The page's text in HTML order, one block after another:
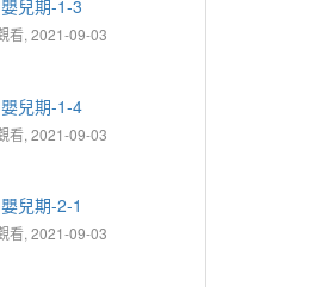
兒期-1-3
看, 2021-09-03
兒期-1-4
看, 2021-09-03
兒期-2-1
看, 2021-09-03